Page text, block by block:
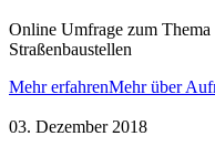
Online Umfrage zum
Straßenbaustellen
Mehr erfahrenMehr über
03. Dezember 2018